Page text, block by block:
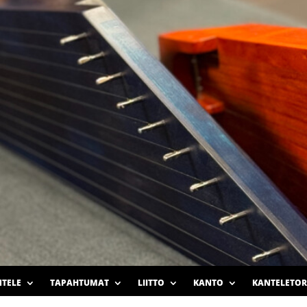
TAPAHTUMAT LIITTO KANTO